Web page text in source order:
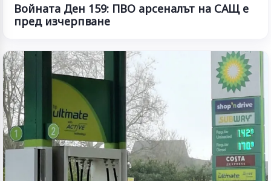
Войната Ден 159: ПВО арсеналът на САЩ е
пред изчерпване